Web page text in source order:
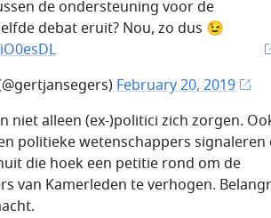
de ondersteuning voor de
debat eruit? Nou, zo dus 😉
February 20, 2019
niet alleen (ex-)politici zich zorgen.
politieke wetenschappers signaleren
die hoek een petitie rond om de
van Kamerleden te verhogen.